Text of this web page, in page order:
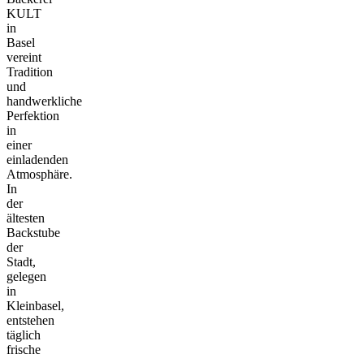
KULT
in
Basel
vereint
Tradition
und
handwerkliche
Perfektion
in
einer
einladenden
Atmosphäre.
In
der
ältesten
Backstube
der
Stadt,
gelegen
in
Kleinbasel,
entstehen
täglich
frische